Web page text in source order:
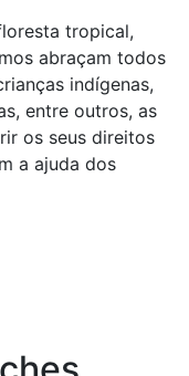
tropical,
abraçam todos
indígenas,
entre outros, as
os seus direitos
a ajuda dos